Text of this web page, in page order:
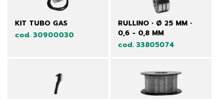
KIT TUBO GAS
cod. 30900030
RULLINO • Ø 25 MM •
0,6 - 0,8 MM
cod. 33805074